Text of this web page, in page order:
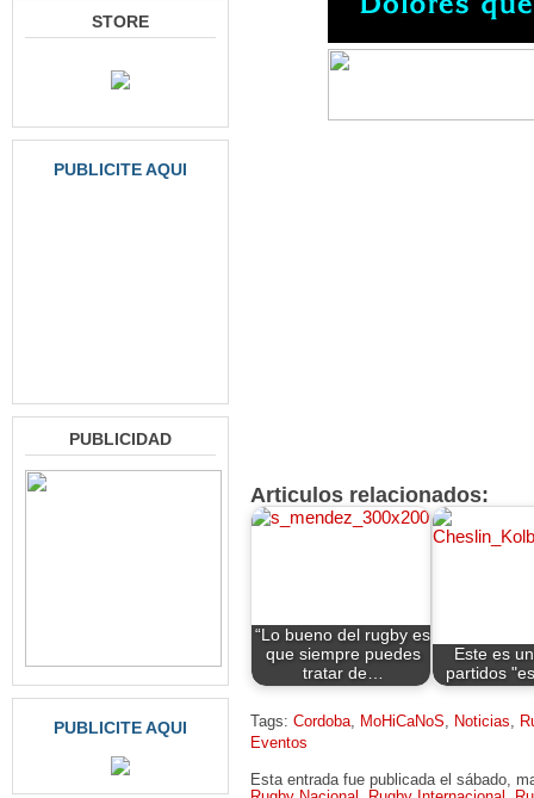
STORE
PUBLICITE AQUI
PUBLICIDAD
PUBLICITE AQUI
Articulos relacionados:
“Lo bueno del rugby es
que siempre puedes
tratar de…
Este es
partidos
Tags: Cordoba, MoHiCaNoS, Noticias,
Eventos
Esta entrada fue publicada el sábado,